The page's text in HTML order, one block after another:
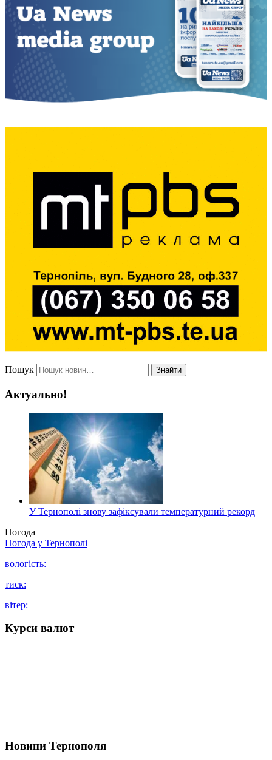
Пошук Знайти
Актуально!
У Тернополі знову зафіксували температурний рекорд
Погода
Погода у Тернополі
вологість:
тиск:
вітер:
Курси валют
Новини Тернополя